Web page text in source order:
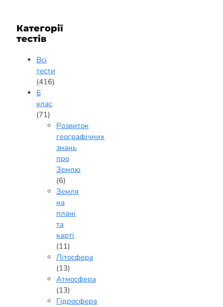
Категорії
тестів
Всі
тести
(416)
6
клас
(71)
Розвиток
географічних
знань
про
Землю
(6)
Земля
на
плані
та
карті
(11)
Літосфера
(13)
Атмосфера
(13)
Гідросфера